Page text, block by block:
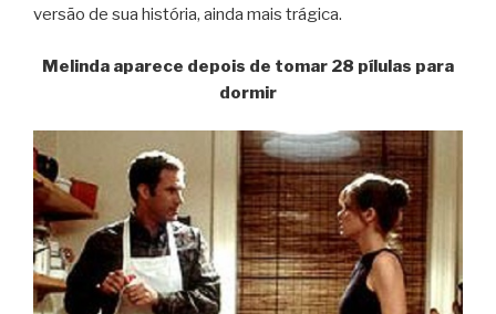
versão de sua história, ainda mais trágica.
Melinda aparece depois de tomar 28 pílulas para
dormir